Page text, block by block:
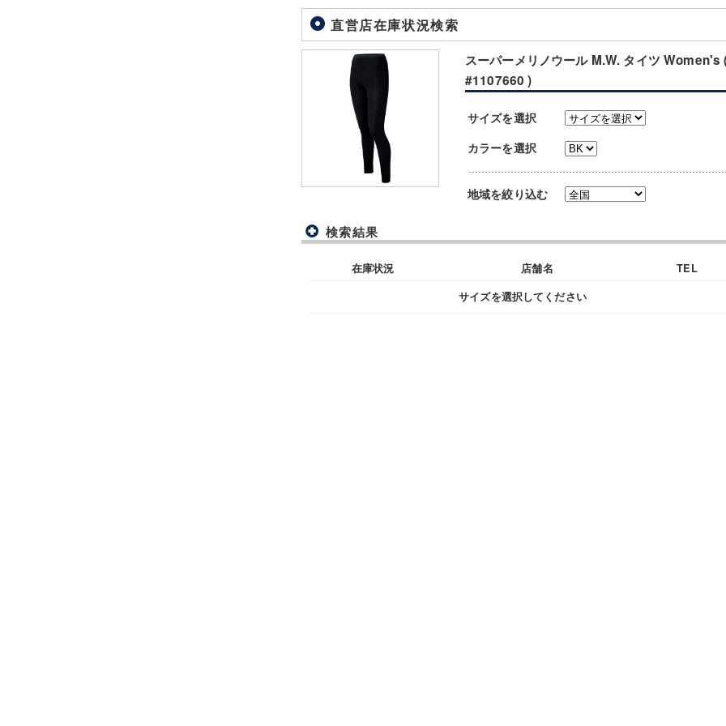
直営店在庫状況検索
スーパーメリノウール M.W. タイツ Women's
#1107660 )
サイズを選択
カラーを選択
地域を絞り込む
検索結果
在庫状況 店舗名
TEL
サイズを選択してください